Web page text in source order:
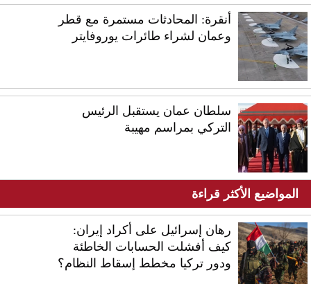
أنقرة: المحادثات مستمرة مع قطر
وعمان لشراء طائرات يوروفايتر
سلطان عمان يستقبل الرئيس
التركي بمراسم مهيبة
المواضيع الأكثر قراءة
رهان إسرائيل على أكراد إيران:
كيف أفشلت الحسابات الخاطئة
ودور تركيا مخطط إسقاط النظام؟